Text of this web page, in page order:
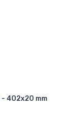
- 402x20 mm